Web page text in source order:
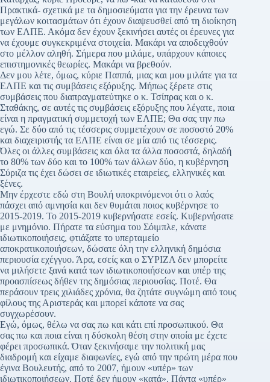
Πρακτικά- σχετικά με τα δημοσιεύματα για την έρευνα των
μεγάλων κοιτασμάτων ότι έχουν διαψευσθεί από τη διοίκηση
των ΕΛΠΕ. Ακόμα δεν έχουν ξεκινήσει αυτές οι έρευνες για
να έχουμε συγκεκριμένα στοιχεία. Μακάρι να αποδειχθούν
στο μέλλον αληθή. Σήμερα που μιλάμε, υπάρχουν κάποιες
επιστημονικές θεωρίες. Μακάρι να βρεθούν.
Δεν μου λέτε, όμως, κύριε Παππά, μιας και μου μιλάτε για τα
ΕΛΠΕ και τις συμβάσεις εξόρυξης. Μήπως ξέρετε στις
συμβάσεις που διαπραγματεύτηκε ο κ. Τσίπρας και ο κ.
Σταθάκης, σε αυτές τις συμβάσεις εξόρυξης που λέγατε, ποια
είναι η πραγματική συμμετοχή των ΕΛΠΕ; Θα σας την πω
εγώ. Σε δύο από τις τέσσερις συμμετέχουν σε ποσοστό 20%
και διαχειριστής τα ΕΛΠΕ είναι σε μία από τις τέσσερις.
Όλες οι άλλες συμβάσεις και όλα τα άλλα ποσοστά, δηλαδή
το 80% των δύο και το 100% των άλλων δύο, η κυβέρνηση
Σύριζα τις έχει δώσει σε ιδιωτικές εταιρείες, ελληνικές και
ξένες.
Μην έρχεστε εδώ στη Βουλή υποκρινόμενοι ότι ο λαός
πάσχει από αμνησία και δεν θυμάται ποιος κυβέρνησε το
2015-2019. Το 2015-2019 κυβερνήσατε εσείς. Κυβερνήσατε
με μνημόνιο. Πήρατε τα εύσημα του Σόιμπλε, κάνατε
ιδιωτικοποιήσεις, φτιάξατε το υπερταμείο
αποκρατικοποιήσεων, δώσατε όλη την ελληνική δημόσια
περιουσία εχέγγυο. Άρα, εσείς και ο ΣΥΡΙΖΑ δεν μπορείτε
να μιλήσετε ξανά κατά των ιδιωτικοποιήσεων και υπέρ της
προασπίσεως δήθεν της δημόσιας περιουσίας. Ποτέ. Θα
περάσουν τρεις χιλιάδες χρόνια, θα ζητάτε συγνώμη από τους
φίλους της Αριστεράς και μπορεί κάποτε να σας
συγχωρέσουν.
Εγώ, όμως, θέλω να σας πω και κάτι επί προσωπικού. Θα
σας πω και ποια είναι η δύσκολη θέση στην οποία με έχετε
φέρει προσωπικά. Όταν ξεκινήσαμε την πολιτική μας
διαδρομή και είχαμε διαφωνίες, εγώ από την πρώτη μέρα που
έγινα Βουλευτής, από το 2007, ήμουν «υπέρ» των
ιδιωτικοποιήσεων. Ποτέ δεν ήμουν «κατά». Πάντα «υπέρ»